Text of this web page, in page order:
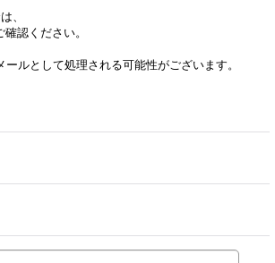
、
認ください。
ルとして処理される可能性がございます。